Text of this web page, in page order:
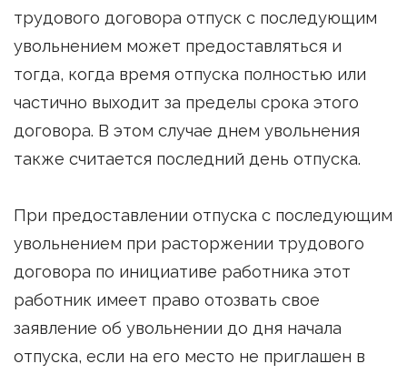
трудового договора отпуск с последующим
увольнением может предоставляться и
тогда, когда время отпуска полностью или
частично выходит за пределы срока этого
договора. В этом случае днем увольнения
также считается последний день отпуска.
При предоставлении отпуска с последующим
увольнением при расторжении трудового
договора по инициативе работника этот
работник имеет право отозвать свое
заявление об увольнении до дня начала
отпуска, если на его место не приглашен в